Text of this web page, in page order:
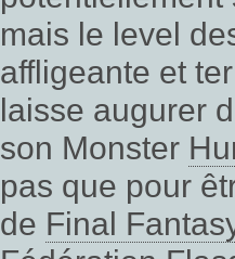
mais le level
affligeante et
laisse augurer
son Monster
pas que pour
de Final